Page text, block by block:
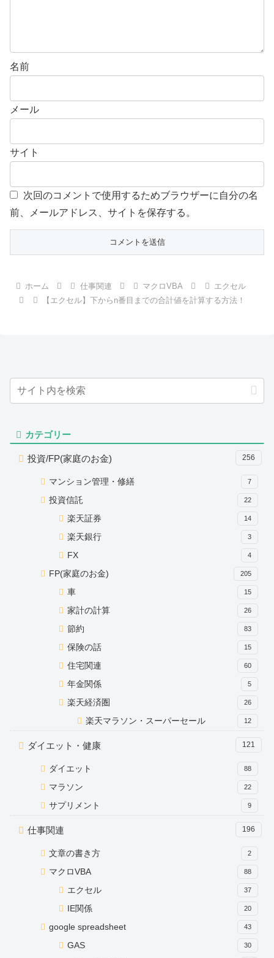
名前
メール
サイト
次回のコメントで使用するためブラウザーに自分の名
前、メールアドレス、サイトを保存する。
ホーム 仕事関連 マクロVBA
エクセル
【エクセル】下からn番目までの合計値を計算する方法！
カテゴリー
投資/FP(家庭のお金) 256
マンション管理・修繕 7
投資信託 22
楽天証券 14
楽天銀行 3
FX 4
FP(家庭のお金) 205
車 15
家計の計算 26
節約 83
保険の話 15
住宅関連 60
年金関係 5
楽天経済圏 26
楽天マラソン・スーパーセール 12
ダイエット・健康 121
ダイエット 88
マラソン 22
サプリメント 9
仕事関連 196
文章の書き方 2
マクロVBA 88
エクセル 37
IE関係 20
google spreadsheet 43
GAS 30